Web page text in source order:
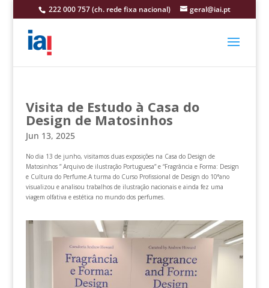
222 000 757 (ch. rede fixa nacional) geral@iai.pt
Visita de Estudo à Casa do
Design de Matosinhos
Jun 13, 2025
No dia 13 de junho, visitamos duas exposições na Casa do Design de
Matosinhos ” Arquivo de ilustração Portuguesa” e “Fragrância e Forma: Design
e Cultura do Perfume.A turma do Curso Profissional de Design do 10°ano
visualizou e analisou trabalhos de ilustração nacionais e ainda fez uma
viagem olfativa e estética no mundo dos perfumes.